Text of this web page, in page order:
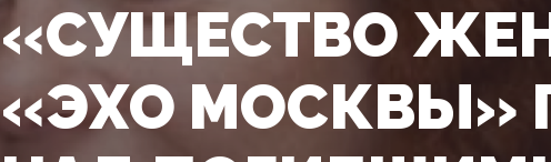
«СУЩЕСТВО
«ЭХО МОСКВЫ»